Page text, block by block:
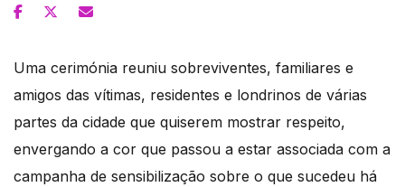
Uma cerimónia reuniu sobreviventes, familiares e
amigos das vítimas, residentes e londrinos de várias
partes da cidade que quiserem mostrar respeito,
envergando a cor que passou a estar associada com a
campanha de sensibilização sobre o que sucedeu há